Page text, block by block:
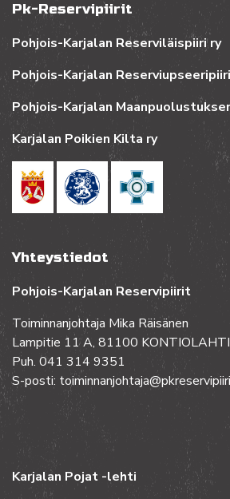
Pk-Reservipiirit
Pohjois-Karjalan Reserviläispiiri ry
Pohjois-Karjalan
Pohjois-Karjalan
Karjalan Poikien Kilta ry
Yhteystiedot
Pohjois-Karjalan Reservipiirit
Toiminnanjohtaja Mika Räisänen
Lampitie 11 A, 81100 KONTIOLAHTI
Puh. 041 314 9351
S-posti:
Karjalan Pojat -lehti